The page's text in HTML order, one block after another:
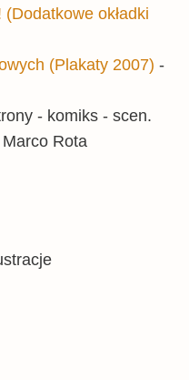
okładki
(Plakaty 2007) -
- komiks - scen.
Rota